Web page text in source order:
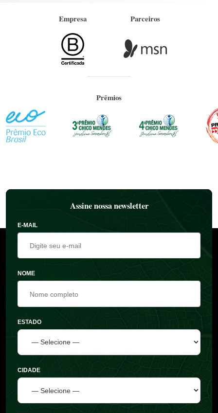
Empresa Parceiros
Prêmios
Assine nossa newsletter
E-MAIL
NOME
ESTADO
CIDADE